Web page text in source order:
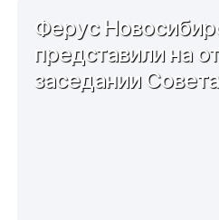
Ферус
представили на
заседании